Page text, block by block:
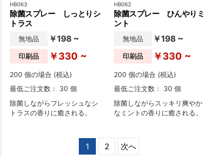
HB063
除菌スプレー しっとりシ
トラス
無地品 ￥198 ~
印刷品 ￥330 ~
200 個の場合 (税込)
最低ご注文数： 30 個
除菌しながらフレッシュなシ
トラスの香りに癒される。
HB062
除菌スプレー ひんやりミ
ント
無地品 ￥198 ~
印刷品 ￥330 ~
200 個の場合 (税込)
最低ご注文数： 30 個
除菌しながらスッキリ爽やか
なミントの香りに癒される。
1 2 次へ